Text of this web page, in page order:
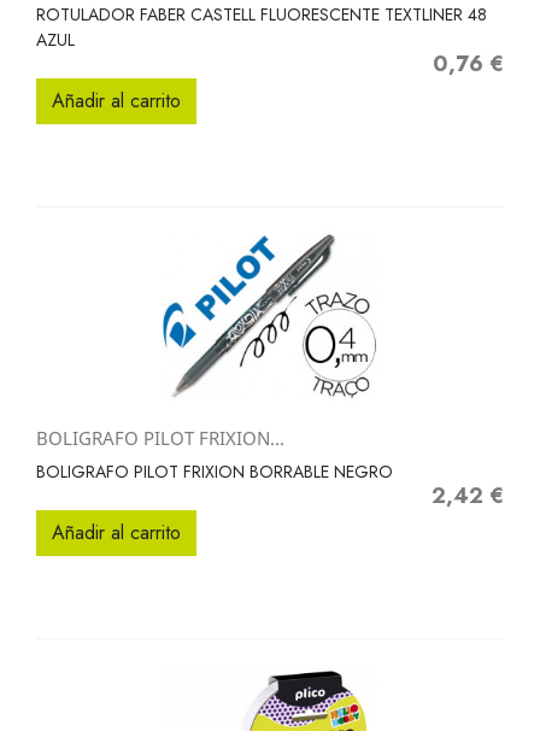
ROTULADOR FABER CASTELL FLUORESCENTE TEXTLINER 48
AZUL
Precio
0,76 €
Añadir al carrito
BOLIGRAFO PILOT FRIXION...
BOLIGRAFO PILOT FRIXION BORRABLE NEGRO
Precio
2,42 €
Añadir al carrito